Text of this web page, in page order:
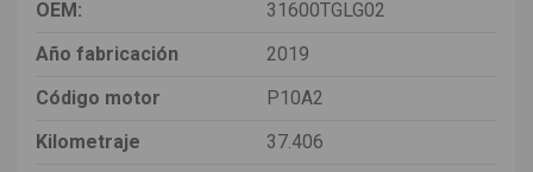
OEM:
31600TGLG02
Año fabricación
2019
Código motor
P10A2
Kilometraje
37.406